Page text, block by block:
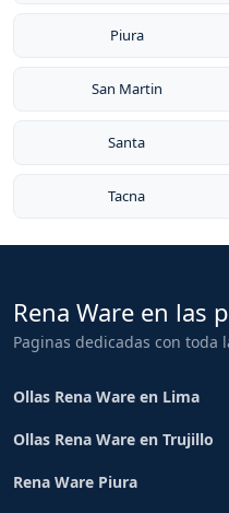
Piura
San Martin
Santa
Tacna
Rena Ware en las
Paginas dedicadas con
Ollas Rena Ware en Lima
Ollas Rena Ware en Trujillo
Rena Ware Piura